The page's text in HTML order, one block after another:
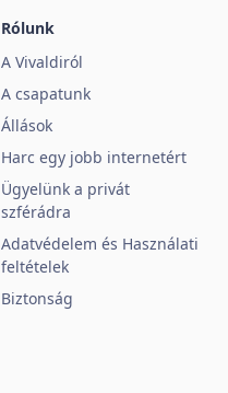
Rólunk
A Vivaldiról
A csapatunk
Állások
Harc egy jobb internetért
Ügyelünk a privát
szférádra
Adatvédelem és Használati
feltételek
Biztonság